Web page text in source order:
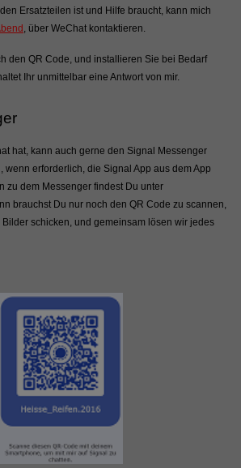
Ersatzteilen ist und Hilfe braucht, kann mich
, über WeChat kontaktieren.
den QR Code, und installieren Sie bei Bedarf
Ihr unmittelbar eine Antwort von mir.
hat, kann auch gerne den Signal Messenger
wenn erforderlich, die Signal App aus dem App
zu dem Messenger findest Du unter
brauchst Du nur noch den QR Code zu scannen,
schicken, und gemeinsam lösen wir jedes